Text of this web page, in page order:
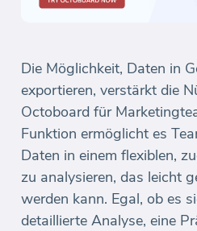
Die Möglichkeit, Daten in
exportieren, verstärkt die
Octoboard für
Funktion ermöglicht es
Daten in einem flexiblen,
zu analysieren, das leicht
werden kann. Egal, ob es
detaillierte Analyse, eine